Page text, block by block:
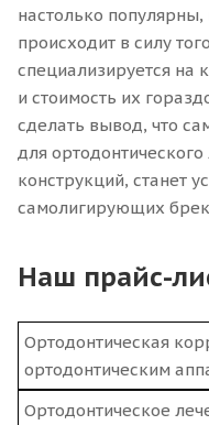
настолько
происходит в силу
специализируется на
и стоимость их
сделать вывод, что
для
конструкций, станет
самолигирующих
Наш прайс-
Ортодонтическая
ортодонтическим
Ортодонтическое